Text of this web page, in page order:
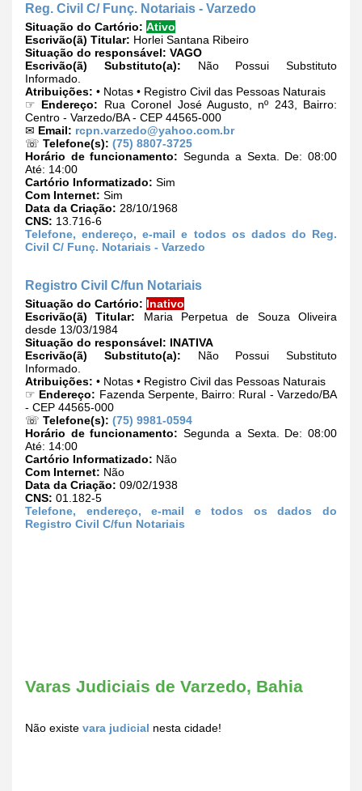
Reg. Civil C/ Funç. Notariais - Varzedo
Situação do Cartório: Ativo
Escrivão(ã) Titular: Horlei Santana Ribeiro
Situação do responsável: VAGO
Escrivão(ã) Substituto(a): Não Possui Substituto
Informado.
Atribuições: • Notas • Registro Civil das Pessoas Naturais
☞ Endereço: Rua Coronel José Augusto, nº 243, Bairro:
Centro - Varzedo/BA - CEP 44565-000
✉ Email: rcpn.varzedo@yahoo.com.br
☏ Telefone(s): (75) 8807-3725
Horário de funcionamento: Segunda a Sexta. De: 08:00
Até: 14:00
Cartório Informatizado: Sim
Com Internet: Sim
Data da Criação: 28/10/1968
CNS: 13.716-6
Telefone, endereço, e-mail e todos os dados do Reg.
Civil C/ Funç. Notariais - Varzedo
Registro Civil C/fun Notariais
Situação do Cartório: Inativo
Escrivão(ã) Titular: Maria Perpetua de Souza Oliveira
desde 13/03/1984
Situação do responsável: INATIVA
Escrivão(ã) Substituto(a): Não Possui Substituto
Informado.
Atribuições: • Notas • Registro Civil das Pessoas Naturais
☞ Endereço: Fazenda Serpente, Bairro: Rural - Varzedo/BA
- CEP 44565-000
☏ Telefone(s): (75) 9981-0594
Horário de funcionamento: Segunda a Sexta. De: 08:00
Até: 14:00
Cartório Informatizado: Não
Com Internet: Não
Data da Criação: 09/02/1938
CNS: 01.182-5
Telefone, endereço, e-mail e todos os dados do
Registro Civil C/fun Notariais
Varas Judiciais de Varzedo, Bahia
Não existe vara judicial nesta cidade!